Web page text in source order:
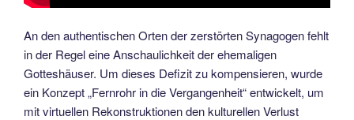
An den authentischen Orten der zerstörten Synagogen fehlt
in der Regel eine Anschaulichkeit der ehemaligen
Gotteshäuser. Um dieses Defizit zu kompensieren, wurde
ein Konzept „Fernrohr in die Vergangenheit“ entwickelt, um
mit virtuellen Rekonstruktionen den kulturellen Verlust